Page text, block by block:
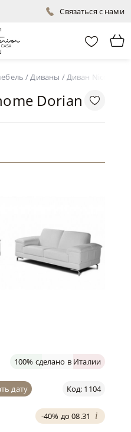
Связаться с нами
/Диваны /Диван
Dorian
100% сделано в Италии
Код: 1104
дату
-40% до 08.31 i